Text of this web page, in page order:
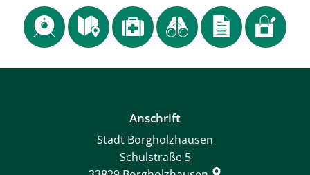
Anschrift
Stadt Borgholzhausen
Schulstraße 5